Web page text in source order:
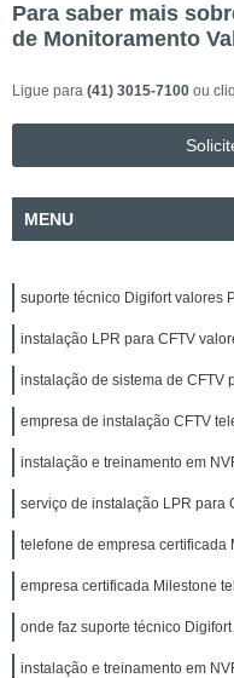
Para saber mais
de Monitoramento
Ligue para (41) 3015-7100 ou
MENU
suporte técnico Digifort valores
instalação LPR para CFTV
instalação de sistema de CFTV
empresa de instalação CFTV
instalação e treinamento em
serviço de instalação LPR para
telefone de empresa certificada
empresa certificada Milestone
onde faz suporte técnico
instalação e treinamento em